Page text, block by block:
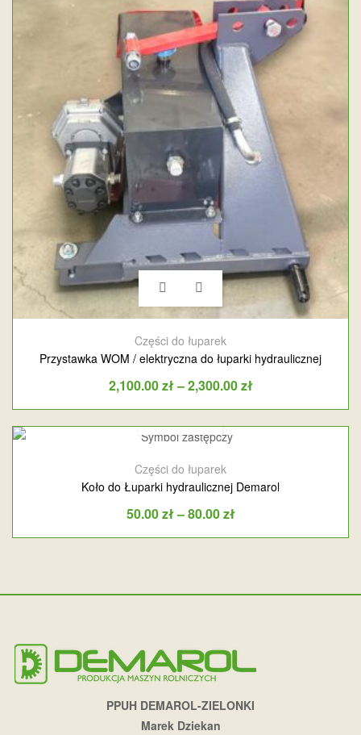
Części do łuparek
Przystawka WOM / elektryczna do łuparki hydraulicznej
2,100.00zł–2,300.00zł
Części do łuparek
Koło do Łuparki hydraulicznej Demarol
50.00zł–80.00zł
PPUH DEMAROL-ZIELONKI
Marek Dziekan